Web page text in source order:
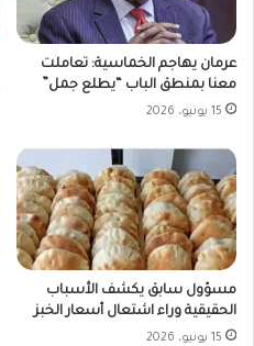
عرمان يهاجم الخماسية: تعاملت
معنا بمنطق الباب “يطلع جمل”
15 يونيو، 2026
مسؤول سابق يكشف الأسباب
الحقيقية وراء اشتعال أسعار الخبز
15 يونيو، 2026